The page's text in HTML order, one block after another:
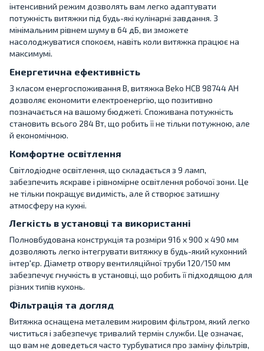
інтенсивний режим дозволять вам легко адаптувати
потужність витяжки під будь-які кулінарні завдання. З
мінімальним рівнем шуму в 64 дБ, ви зможете
насолоджуватися спокоєм, навіть коли витяжка працює на
максимумі.
Енергетична ефективність
З класом енергоспоживання B, витяжка Beko HCB 98744 AH
дозволяє економити електроенергію, що позитивно
позначається на вашому бюджеті. Споживана потужність
становить всього 284 Вт, що робить її не тільки потужною, але
й економічною.
Комфортне освітлення
Світлодіодне освітлення, що складається з 9 ламп,
забезпечить яскраве і рівномірне освітлення робочої зони. Це
не тільки покращує видимість, але й створює затишну
атмосферу на кухні.
Легкість в установці та використанні
Полновбудована конструкція та розміри 916 x 900 x 490 мм
дозволяють легко інтегрувати витяжку в будь-який кухонний
інтер'єр. Діаметр отвору вентиляційної труби 120/150 мм
забезпечує гнучкість в установці, що робить її підходящою для
різних типів кухонь.
Фільтрація та догляд
Витяжка оснащена металевим жировим фільтром, який легко
чиститься і забезпечує тривалий термін служби. Це означає,
що вам не доведеться часто турбуватися про заміну фільтрів,